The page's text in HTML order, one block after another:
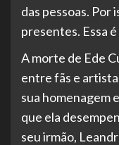
das pessoas. Por
presentes. Essa
A morte de Ede
entre fãs e
sua homenagem
que ela
seu irmão,